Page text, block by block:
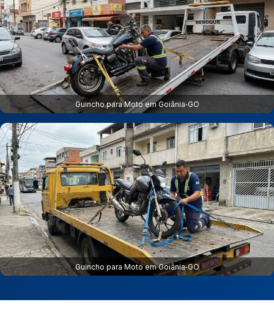
Guincho para Moto em Goiânia‑GO
Guincho para Moto em Goiânia‑GO